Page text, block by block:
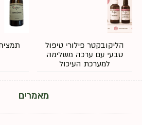
הליקובקטר פילורי טיפול
טבעי עם ערכה משלימה
למערכת העיכול
מאמרים